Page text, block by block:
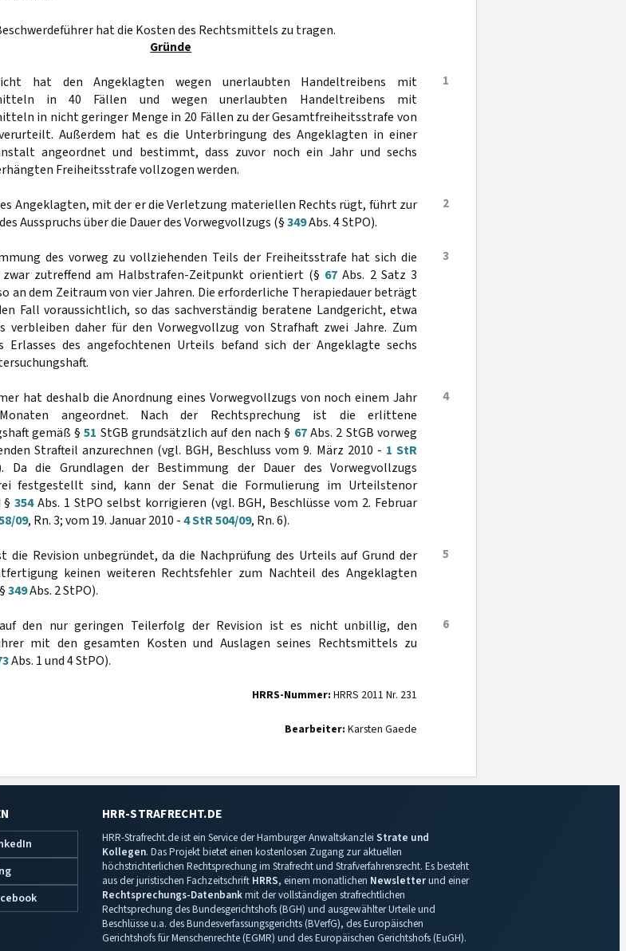
hat die Kosten des Rechtsmittels zu tragen.
Gründe
1
hat den Angeklagten wegen unerlaubten Handeltreibens mit
in 40 Fällen und wegen unerlaubten Handeltreibens mit
in nicht geringer Menge in 20 Fällen zu der Gesamtfreiheitsstrafe von
Außerdem hat es die Unterbringung des Angeklagten in einer
angeordnet und bestimmt, dass zuvor noch ein Jahr und sechs
Freiheitsstrafe vollzogen werden.
2
Angeklagten, mit der er die Verletzung materiellen Rechts rügt, führt zur
Ausspruchs über die Dauer des Vorwegvollzugs (§349Abs. 4 StPO).
3
des vorweg zu vollziehenden Teils der Freiheitsstrafe hat sich die
zutreffend am Halbstrafen-Zeitpunkt orientiert (§ 67 Abs. 2 Satz 3
an dem Zeitraum von vier Jahren. Die erforderliche Therapiedauer beträgt
Fall voraussichtlich, so das sachverständig beratene Landgericht, etwa
verbleiben daher für den Vorwegvollzug von Strafhaft zwei Jahre. Zum
Erlasses des angefochtenen Urteils befand sich der Angeklagte sechs
4
hat deshalb die Anordnung eines Vorwegvollzugs von noch einem Jahr
angeordnet. Nach der Rechtsprechung ist die erlittene
gemäß §51 StGB grundsätzlich auf den nach § 67Abs. 2 StGB vorweg
Strafteil anzurechnen (vgl. BGH, Beschluss vom 9. März 2010 - 1 StR
Da die Grundlagen der Bestimmung der Dauer des Vorwegvollzugs
festgestellt sind, kann der Senat die Formulierung im Urteilstenor
§354Abs. 1 StPO selbst korrigieren (vgl. BGH, Beschlüsse vom 2. Februar
09, Rn. 3; vom 19. Januar 2010 -4 StR 504/09, Rn. 6).
5
die Revision unbegründet, da die Nachprüfung des Urteils auf Grund der
keinen weiteren Rechtsfehler zum Nachteil des Angeklagten
349Abs. 2 StPO).
6
den nur geringen Teilerfolg der Revision ist es nicht unbillig, den
mit den gesamten Kosten und Auslagen seines Rechtsmittels zu
Abs. 1 und 4 StPO).
HRRS-Nummer: HRRS 2011 Nr. 231
Bearbeiter: Karsten Gaede
HRR-STRAFRECHT.DE
HRR-Strafrecht.de ist ein Service der Hamburger Anwaltskanzlei Strate und
Kollegen. Das Projekt bietet einen kostenlosen Zugang zur aktuellen
höchstrichterlichen Rechtsprechung im Strafrecht und Strafverfahrensrecht. Es besteht
aus der juristischen Fachzeitschrift HRRS, einem monatlichen Newsletterund einer
Rechtsprechungs-Datenbankmit der vollständigen strafrechtlichen
Rechtsprechung des Bundesgerichtshofs (BGH) und ausgewählter Urteile und
Beschlüsse u.a. des Bundesverfassungsgerichts (BVerfG), des Europäischen
Gerichtshofs für Menschenrechte (EGMR) und des Europäischen Gerichtshofs (EuGH).